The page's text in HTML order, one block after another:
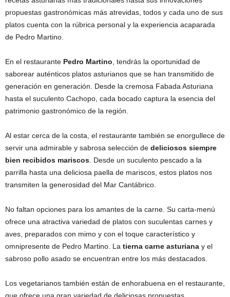
propuestas gastronómicas más atrevidas, todos y cada uno de sus
platos cuenta con la rúbrica personal y la experiencia acaparada
de Pedro Martino.
En el restaurante Pedro Martino , tendrás la oportunidad de
saborear auténticos platos asturianos que se han transmitido de
generación en generación. Desde la cremosa Fabada Asturiana
hasta el suculento Cachopo, cada bocado captura la esencia del
patrimonio gastronómico de la región.
Al estar cerca de la costa, el restaurante también se enorgullece de
servir una admirable y sabrosa selección de deliciosos siempre
bien recibidos mariscos . Desde un suculento pescado a la
parrilla hasta una deliciosa paella de mariscos, estos platos nos
transmiten la generosidad del Mar Cantábrico.
No faltan opciones para los amantes de la carne. Su carta-menú
ofrece una atractiva variedad de platos con suculentas carnes y
aves, preparados con mimo y con el toque característico y
omnipresente de Pedro Martino. La tierna carne asturiana y el
sabroso pollo asado se encuentran entre los más destacados.
Los vegetarianos también están de enhorabuena en el restaurante,